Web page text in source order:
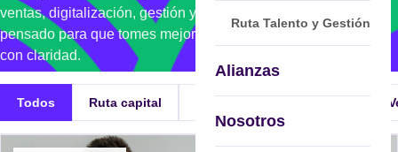
Ruta Talento y Gestión
Alianzas
Nosotros
ventas, digitalización, gestión y regulaciones. Contenido
pensado para que tomes mejores decisiones y avances
con claridad.
Todos Ruta capital Marketing y